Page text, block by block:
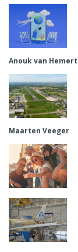
Anouk van Hemert
Maarten Veeger